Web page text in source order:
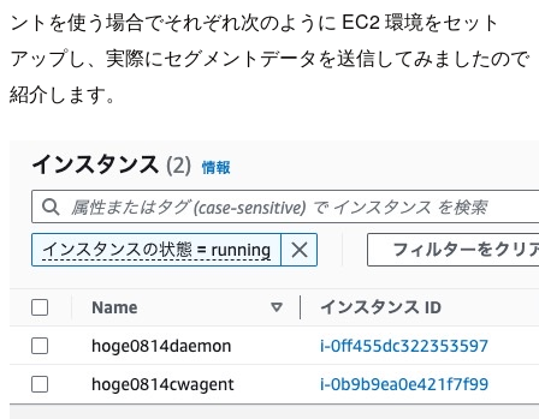
ントを使う場合でそれぞれ次のように EC2 環境をセット
アップし、実際にセグメントデータを送信してみましたので
紹介します。